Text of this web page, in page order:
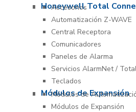
Honeywell Total
Accesorios
Automatización Z-WAVE
Central Receptora
Comunicadores
Paneles de Alarma
Servicios AlarmNet /
Teclados
Módulos de Expansión
Módulos de
Módulos de Expansión